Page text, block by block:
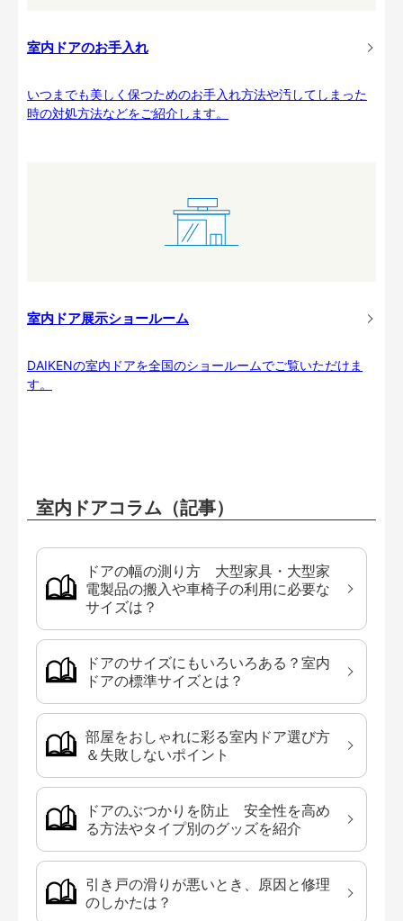
室内ドアのお手入れ
いつまでも美しく保つためのお手入れ方法や汚してしまった
時の対処方法などをご紹介します。
室内ドア展示ショールーム
DAIKENの室内ドアを全国のショールームでご覧いただけま
す。
室内ドアコラム（記事）
ドアの幅の測り方 大型家具・大型家
電製品の搬入や車椅子の利用に必要な
サイズは？
ドアのサイズにもいろいろある？室内
ドアの標準サイズとは？
部屋をおしゃれに彩る室内ドア選び方
＆失敗しないポイント
ドアのぶつかりを防止 安全性を高め
る方法やタイプ別のグッズを紹介
引き戸の滑りが悪いとき、原因と修理
のしかたは？